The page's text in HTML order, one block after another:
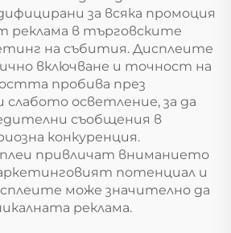
за всяка промоция
реклама в търговските
на събития. Дисплеите
включване и точност на
пробива през
осветление, за да
съобщения в
конкуренция.
привличат вниманието
потенциал и
може значително да
реклама.